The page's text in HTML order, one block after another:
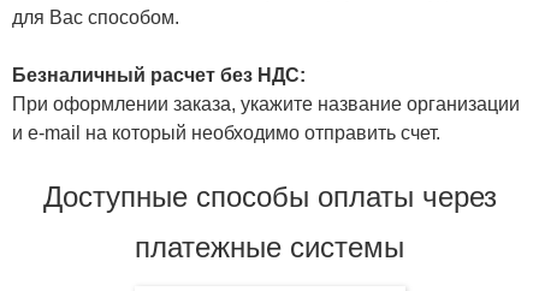
для Вас способом.
Безналичный расчет без НДС:
При оформлении заказа, укажите название организации
и e-mail на который необходимо отправить счет.
Доступные способы оплаты через
платежные системы